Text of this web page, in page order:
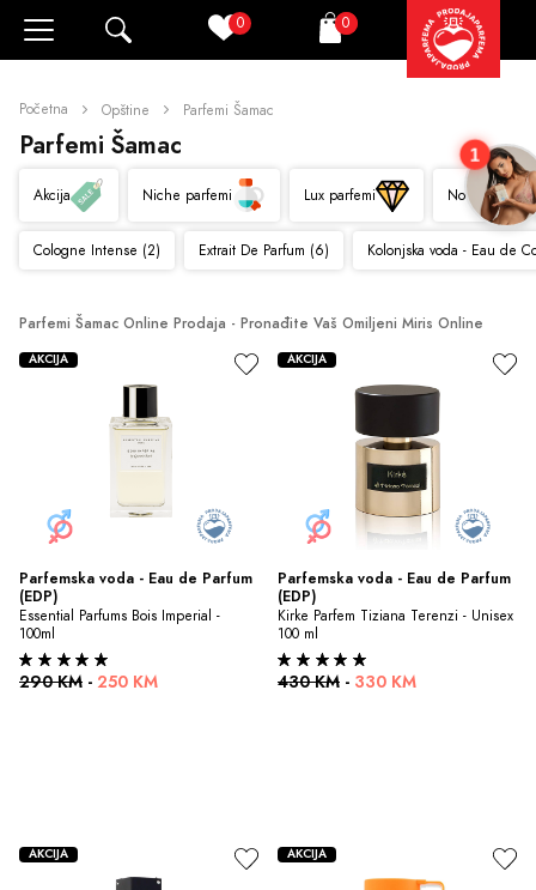
0 Korpa
0
Početna Opštine Parfemi Šamac
Parfemi Šamac
Akcija Niche parfemi Lux parfemi Novo
Cologne Intense (2) Extrait De Parfum (6) Kolonjska voda - Eau de
Parfemi Šamac Online Prodaja - Pronađite Vaš Omiljeni Miris Online
Parfemska voda - Eau de Parfum
(EDP)
Essential Parfums Bois Imperial -
100ml
290 KM - 250 KM
AKCIJA
Parfemska voda - Eau de Parfum
(EDP)
Kirke Parfem Tiziana Terenzi - Unisex
100 ml
430 KM - 330 KM
AKCIJA
AKCIJA AKCIJA
1